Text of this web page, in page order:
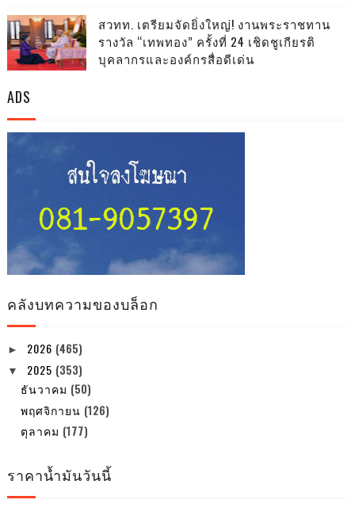
สวทท. เตรียมจัดยิ่งใหญ่! งานพระราชทาน
รางวัล “เทพทอง” ครั้งที่ 24 เชิดชูเกียรติ
บุคลากรและองค์กรสื่อดีเด่น
ADS
คลังบทความของบล็อก
► 2026 (465)
▼ 2025 (353)
ธันวาคม (50)
พฤศจิกายน (126)
ตุลาคม (177)
ราคาน้ำมันวันนี้